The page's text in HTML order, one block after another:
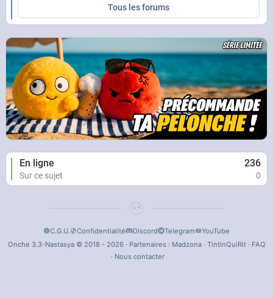
Tous les forums
En ligne 236
Sur ce sujet 0
C.G.U. Confidentialité Discord Telegram
YouTube
Onche 3.3-Nastasya © 2018 - 2026 · Partenaires : Madzona· TintinQuiRit· FAQ
· Nous contacter